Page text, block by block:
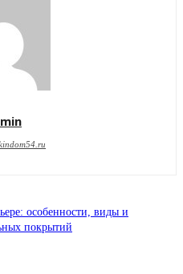
особенности, виды и
покрытий